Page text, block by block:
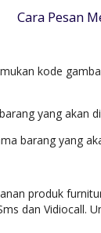
Cara Pesan
kode
yang akan
barang yang
produk
dan Vidiocall.